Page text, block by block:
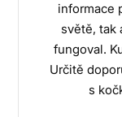
informace
světě, tak
fungoval.
Určitě
s